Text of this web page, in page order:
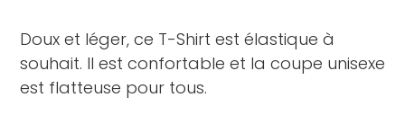
d'un
produit
votre
Doux et léger, ce T-Shirt est élastique à
souhait. Il est confortable et la coupe unisexe
est flatteuse pour tous.